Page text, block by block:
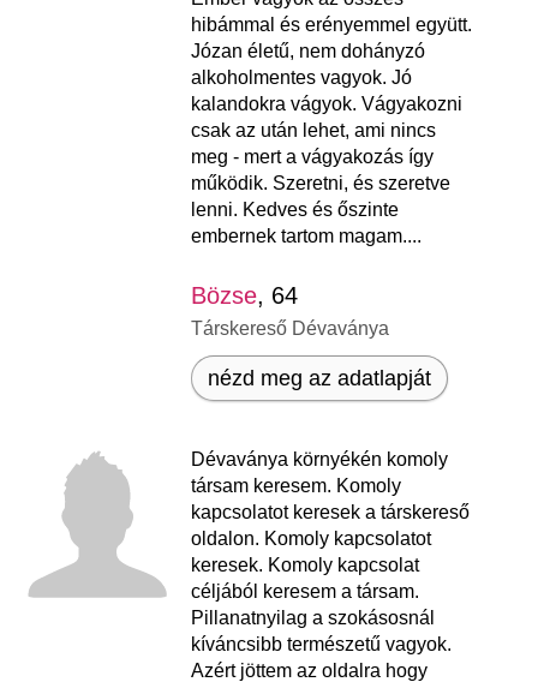
hibámmal és erényemmel együtt.
Józan életű, nem dohányzó
alkoholmentes vagyok. Jó
kalandokra vágyok. Vágyakozni
csak az után lehet, ami nincs
meg - mert a vágyakozás így
működik. Szeretni, és szeretve
lenni. Kedves és őszinte
embernek tartom magam....
Bözse, 64
Társkereső Dévaványa
nézd meg az adatlapját
Dévaványa környékén komoly
társam keresem. Komoly
kapcsolatot keresek a társkereső
oldalon. Komoly kapcsolatot
keresek. Komoly kapcsolat
céljából keresem a társam.
Pillanatnyilag a szokásosnál
kíváncsibb természetű vagyok.
Azért jöttem az oldalra hogy